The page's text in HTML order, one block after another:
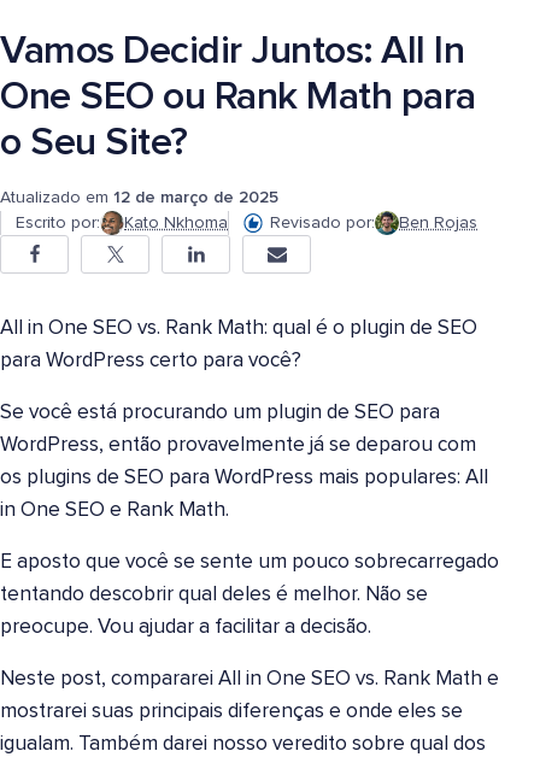
Vamos Decidir Juntos: All In
One SEO ou Rank Math para
o Seu Site?
Atualizado em 12 de março de 2025
Escrito por:
Kato Nkhoma Revisado por: Ben Rojas
All in One SEO vs. Rank Math: qual é o plugin de SEO
para WordPress certo para você?
Se você está procurando um plugin de SEO para
WordPress, então provavelmente já se deparou com
os plugins de SEO para WordPress mais populares: All
in One SEO e Rank Math.
E aposto que você se sente um pouco sobrecarregado
tentando descobrir qual deles é melhor. Não se
preocupe. Vou ajudar a facilitar a decisão.
Neste post, compararei All in One SEO vs. Rank Math e
mostrarei suas principais diferenças e onde eles se
igualam. Também darei nosso veredito sobre qual dos